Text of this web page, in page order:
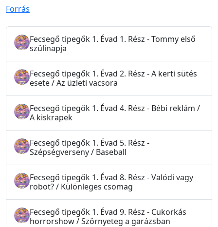
Forrás
Fecsegő tipegők 1. Évad 1. Rész - Tommy első
szülinapja
Fecsegő tipegők 1. Évad 2. Rész - A kerti sütés
esete / Az üzleti vacsora
Fecsegő tipegők 1. Évad 4. Rész - Bébi reklám /
A kiskrapek
Fecsegő tipegők 1. Évad 5. Rész -
Szépségverseny / Baseball
Fecsegő tipegők 1. Évad 8. Rész - Valódi vagy
robot? / Különleges csomag
Fecsegő tipegők 1. Évad 9. Rész - Cukorkás
horrorshow / Szörnyeteg a garázsban